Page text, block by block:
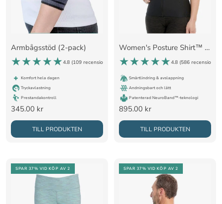
Armbågsstöd (2-pack)
4.8 (109 recensioner
Komfort hela dagen
Tryckavlastning
Prestandakontroll
Rea-
pris
345.00 kr
TILL PRODUKTEN
Women's Posture Shirt™ Zipper - Svart
4.8 (586 recensioner
Smärtlindring & avslappning
Andningsbart och lätt
Patenterad NeuroBand™-teknologi
Rea-
pris
895.00 kr
TILL PRODUKTEN
SPAR 37% VID KÖP AV 2 SPAR 37% VID KÖP AV 2